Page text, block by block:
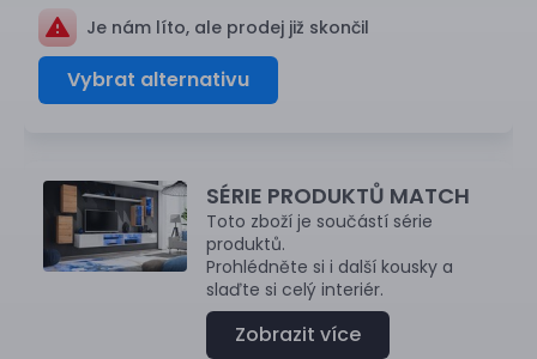
Je nám líto, ale prodej již skončil
Vybrat alternativu
SÉRIE PRODUKTŮ MATCH
Toto zboží je součástí série
produktů.
Prohlédněte si i další kousky a
slaďte si celý interiér.
Zobrazit více